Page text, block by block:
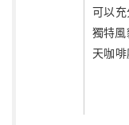
可以
獨特風
天咖啡
人的